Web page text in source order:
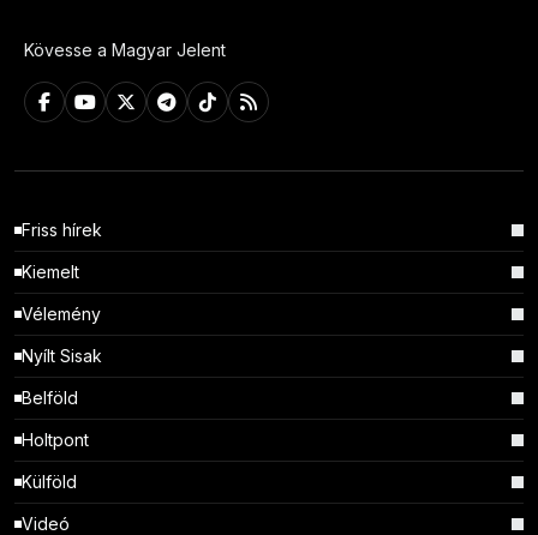
Kövesse a Magyar Jelent
Friss hírek
Kiemelt
Vélemény
Nyílt Sisak
Belföld
Holtpont
Külföld
Videó